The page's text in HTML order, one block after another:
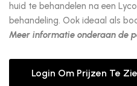
huid te behandelen na een
behandeling. Ook ideaal als
Meer informatie onderaan de
Login Om Prijzen Te